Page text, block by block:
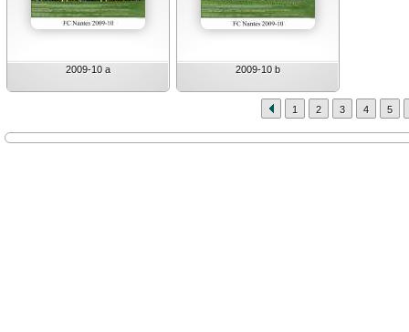
2009-10 a 2009-10 b
1 2 3 4 5